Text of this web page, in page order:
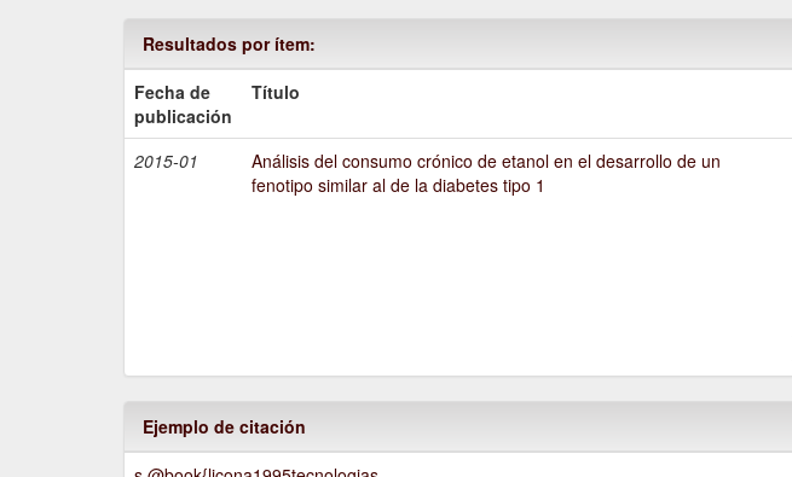
Resultados por ítem:
Fecha de
publicación
Título
2015-01
Análisis del consumo crónico de etanol en el desarrollo de un
fenotipo similar al de la diabetes tipo 1
Ejemplo de citación